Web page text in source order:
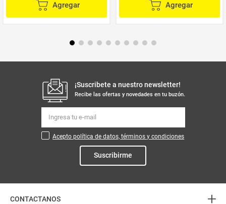
Agregar Agregar
¡Suscribete a nuestro newsletter!
Recibe las ofertas y novedades en tu buzón.
Acepto política de datos, términos y condiciones
Suscribirme
CONTACTANOS +